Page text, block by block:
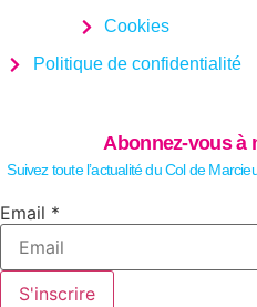
Cookies
Politique de confidentialité
Abonnez-vous à
Suivez toute l’actualité du Col de
Email
Email *
S'inscrire